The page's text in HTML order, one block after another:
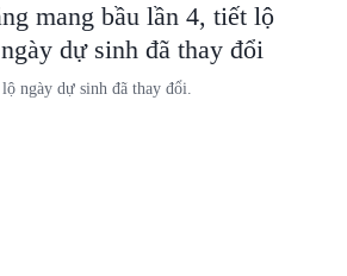
mang bầu lần 4, tiết lộ
dự sinh đã thay đổi
ngày dự sinh đã thay đổi.